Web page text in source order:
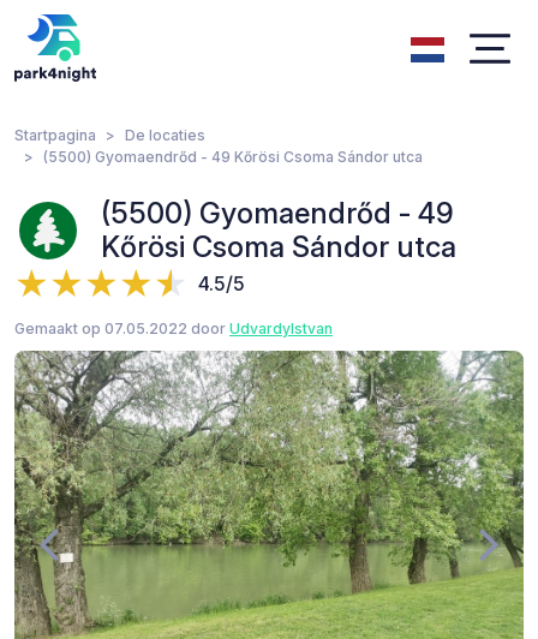
Startpagina
De locaties
(5500) Gyomaendrőd - 49 Kőrösi Csoma Sándor utca
(5500) Gyomaendrőd - 49
Kőrösi Csoma Sándor utca
4.5/5
Gemaakt op 07.05.2022 door UdvardyIstvan